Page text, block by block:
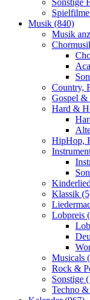
Musik (840)
Musik
Country,
Gospel &
Hard &
HipHop,
Klassik
Lobpreis
Musicals
Rock &
Sonstige
Techno